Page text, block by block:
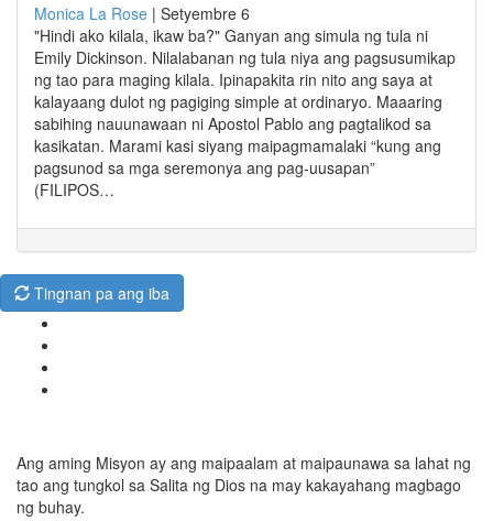
Monica La Rose | Setyembre 6
"Hindi ako kilala, ikaw ba?" Ganyan ang simula ng tula ni
Emily Dickinson. Nilalabanan ng tula niya ang pagsusumikap
ng tao para maging kilala. Ipinapakita rin nito ang saya at
kalayaang dulot ng pagiging simple at ordinaryo. Maaaring
sabihing nauunawaan ni Apostol Pablo ang pagtalikod sa
kasikatan. Marami kasi siyang maipagmamalaki “kung ang
pagsunod sa mga seremonya ang pag-uusapan”
(FILIPOS…
Tingnan pa ang iba
Ang aming Misyon ay ang maipaalam at maipaunawa sa lahat ng
tao ang tungkol sa Salita ng Dios na may kakayahang magbago
ng buhay.